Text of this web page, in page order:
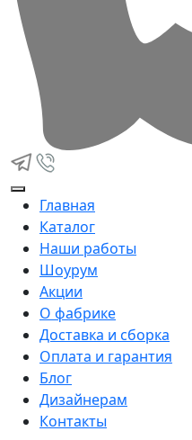
Главная
Каталог
Наши работы
Шоурум
Акции
О фабрике
Доставка и сборка
Оплата и гарантия
Блог
Дизайнерам
Контакты